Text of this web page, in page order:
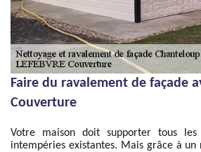
Faire du ravalement de façade
Couverture
Votre maison doit supporter tous les
intempéries existantes. Mais grâce à un